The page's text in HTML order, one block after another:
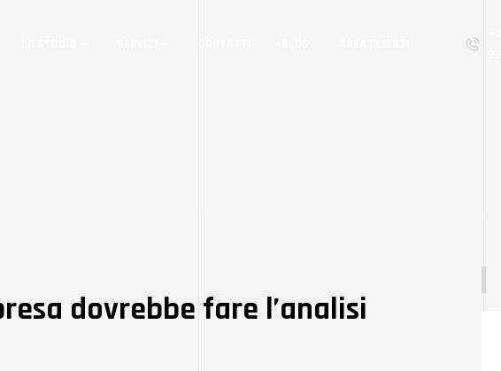
dovrebbe fare l’analisi